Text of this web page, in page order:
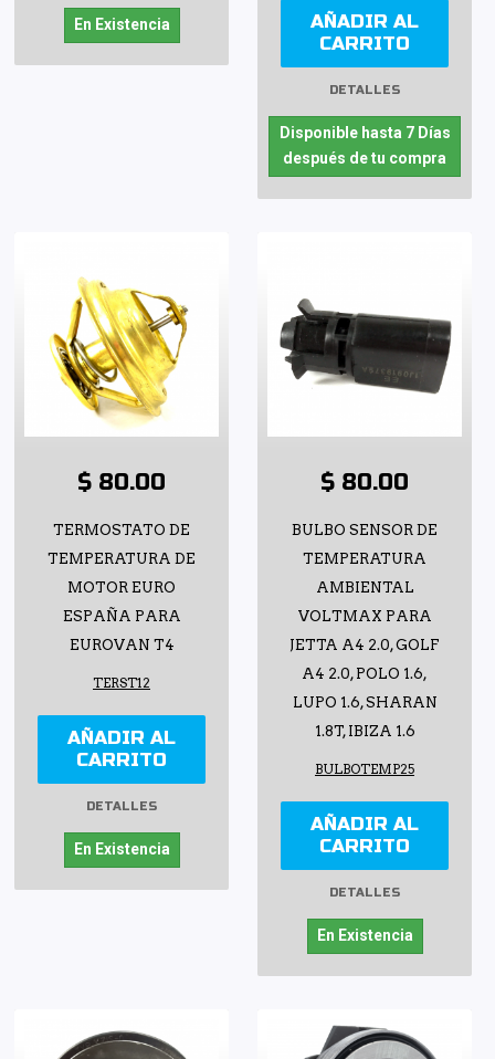
En Existencia
AÑADIR AL
CARRITO
DETALLES
Disponible hasta 7 Días
después de tu compra
$ 80.00
TERMOSTATO DE
TEMPERATURA DE
MOTOR EURO
ESPAÑA PARA
EUROVAN T4
TERST12
AÑADIR AL
CARRITO
DETALLES
En Existencia
$ 80.00
BULBO SENSOR DE
TEMPERATURA
AMBIENTAL
VOLTMAX PARA
JETTA A4 2.0, GOLF
A4 2.0, POLO 1.6,
LUPO 1.6, SHARAN
1.8T, IBIZA 1.6
BULBOTEMP25
AÑADIR AL
CARRITO
DETALLES
En Existencia